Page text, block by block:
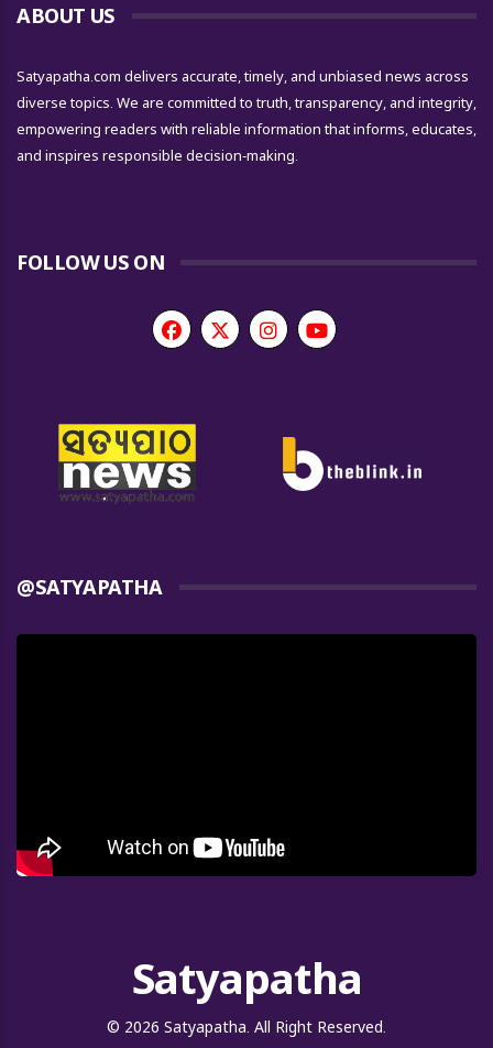
ABOUT US
Satyapatha.com delivers accurate, timely, and unbiased news across
diverse topics. We are committed to truth, transparency, and integrity,
empowering readers with reliable information that informs, educates,
and inspires responsible decision-making.
FOLLOW US ON
@SATYAPATHA
Satyapatha
© 2026 Satyapatha. All Right Reserved.